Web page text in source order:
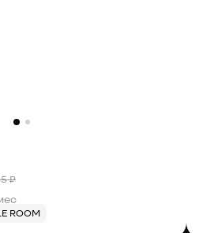
₽
ROOM